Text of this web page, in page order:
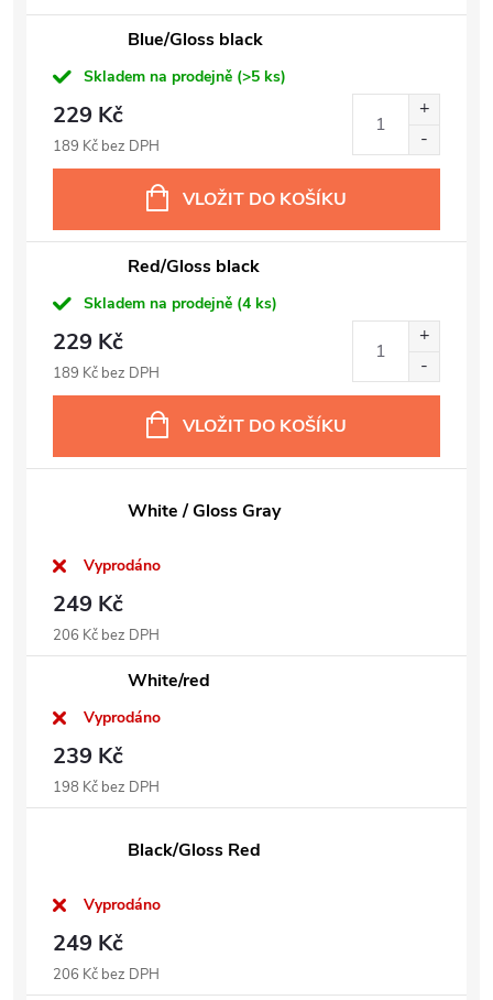
Blue/Gloss black
Skladem na prodejně (>5 ks)
229 Kč
189 Kč bez DPH
VLOŽIT DO KOŠÍKU
Red/Gloss black
Skladem na prodejně (4 ks)
229 Kč
189 Kč bez DPH
VLOŽIT DO KOŠÍKU
White / Gloss Gray
Vyprodáno
249 Kč
206 Kč bez DPH
White/red
Vyprodáno
239 Kč
198 Kč bez DPH
Black/Gloss Red
Vyprodáno
249 Kč
206 Kč bez DPH